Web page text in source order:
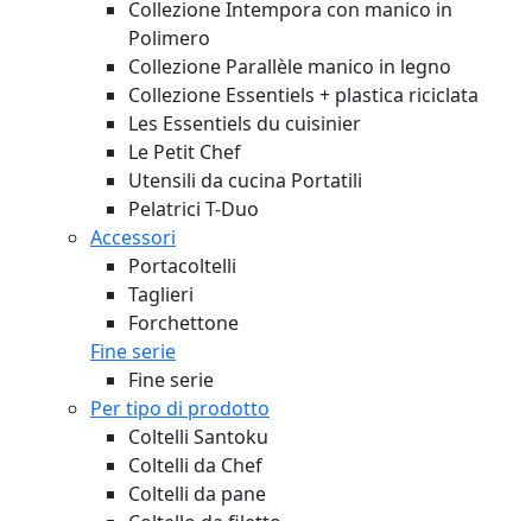
Collezione Intempora con manico in
Polimero
Collezione Parallèle manico in legno
Collezione Essentiels + plastica riciclata
Les Essentiels du cuisinier
Le Petit Chef
Utensili da cucina Portatili
Pelatrici T-Duo
Accessori
Portacoltelli
Taglieri
Forchettone
Fine serie
Fine serie
Per tipo di prodotto
Coltelli Santoku
Coltelli da Chef
Coltelli da pane